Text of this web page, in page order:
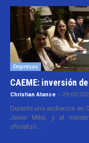
Empresas
CAEME: inversión
Christian Atance - 29/05/
Durante una audiencia en
Javier Milei, y el
oficializó...